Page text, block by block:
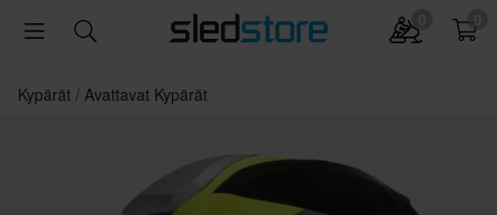
Kypärät Avattavat Kypärät